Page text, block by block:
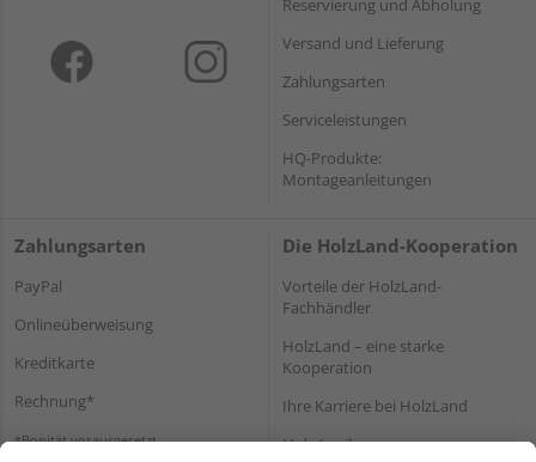
Reservierung und Abholung
Versand und Lieferung
Zahlungsarten
Serviceleistungen
HQ-Produkte:
Montageanleitungen
Zahlungsarten
PayPal
Onlineüberweisung
Kreditkarte
Rechnung*
*Bonität vorausgesetzt
Die HolzLand-Kooperation
Vorteile der HolzLand-
Fachhändler
HolzLand – eine starke
Kooperation
Ihre Karriere bei HolzLand
Holz-Lexikon